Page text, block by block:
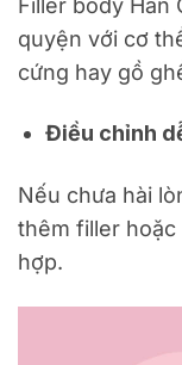
Filler body Hàn
quyện với cơ
cứng hay gồ
Điều chỉnh
Nếu chưa hài
thêm filler
hợp.